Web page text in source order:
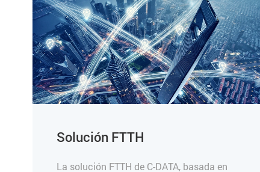
Solución FTTH
La solución FTTH de C-DATA, basada en